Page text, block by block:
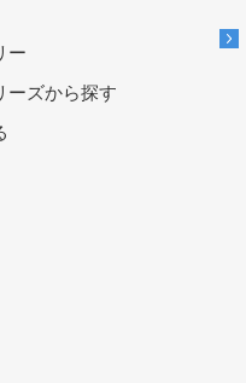
ー
ーズから探す